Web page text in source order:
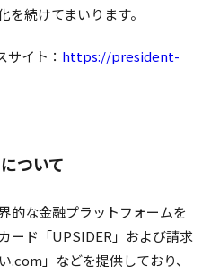
続けてまいります。
サイト： https://president-
ついて
的な金融プラットフォームを
ード「UPSIDER」および請求
」などを提供しており、